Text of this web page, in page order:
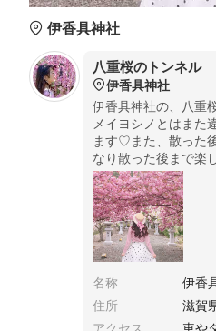
伊香具神社
八重桜のトンネル
伊香具神社
伊香具神社の、八重
メイヨシノとはまた
ます♡また、散った
なり散った後まで楽
名称
伊香
住所
滋賀
アクセス
車や